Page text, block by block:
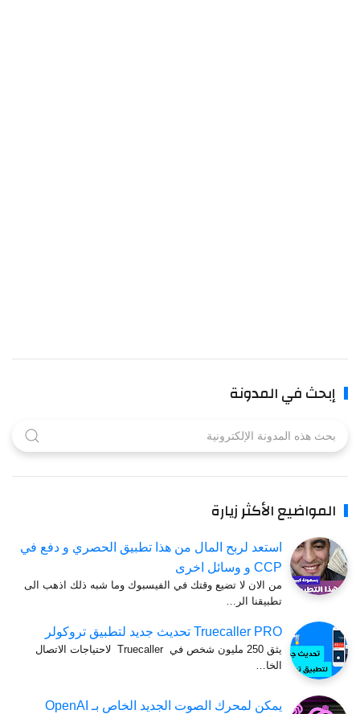
إبحث في المدونة
المواضيع الأكثر زيارة
استعد لربح المال من هذا تطبيق الحصري و دفع في
CCP و وسائل اخرى
من الان لا تضيع وقتك في الفيسبوك وما شبه ذلك اذهب الى
تطبيقنا الر…
Truecaller PRO تحديث جديد لتطبيق تروكولر
يثق 250 مليون شخص في Truecaller لاحتياجات الاتصال
الخا…
يمكن لمحرك الصوت الجديد الخاص بـ OpenAI